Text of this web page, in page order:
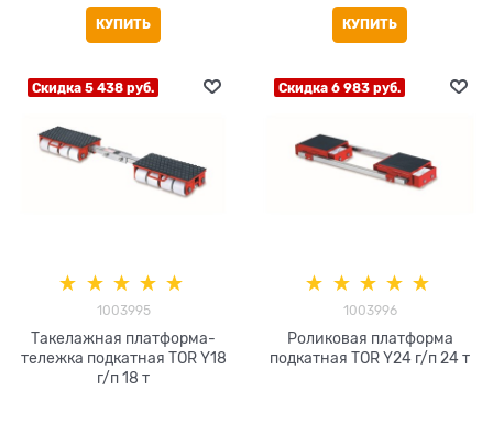
КУПИТЬ КУПИТЬ
Скидка 5 438 руб.
1003995
Такелажная платформа-
тележка подкатная TOR Y18
г/п 18 т
Скидка 6 983 руб.
1003996
Роликовая платформа
подкатная TOR Y24 г/п 24 т